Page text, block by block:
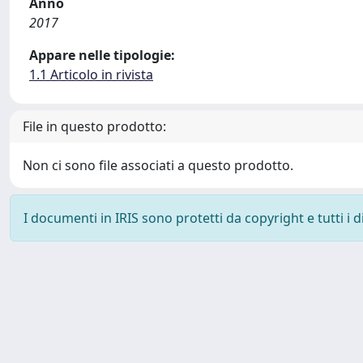
2017
Appare nelle tipologie:
1.1 Articolo in rivista
File in questo prodotto:
Non ci sono file associati a questo prodotto.
I documenti in IRIS sono protetti da copyright e tutti i